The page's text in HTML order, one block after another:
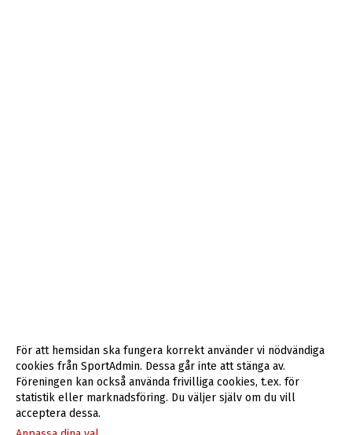
För att hemsidan ska fungera korrekt använder vi nödvändiga
cookies från SportAdmin. Dessa går inte att stänga av.
Föreningen kan också använda frivilliga cookies, t.ex. för
statistik eller marknadsföring. Du väljer själv om du vill
acceptera dessa.